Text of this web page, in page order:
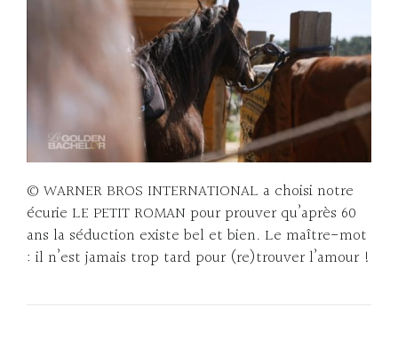
© WARNER BROS INTERNATIONAL a choisi notre
écurie LE PETIT ROMAN pour prouver qu’après 60
ans la séduction existe bel et bien. Le maître-mot
: il n’est jamais trop tard pour (re)trouver l’amour !